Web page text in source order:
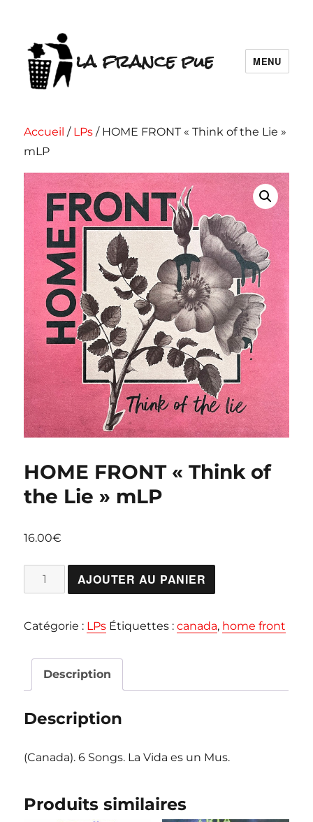
la france pue MENU
Accueil / LPs / HOME FRONT « Think of the Lie »
mLP
HOME FRONT « Think of
the Lie » mLP
16.00€
quantité
de
FRONT
the
Lie"
AJOUTER AU PANIER
Catégorie : LPs Étiquettes :canada, home front
Description
Description
(Canada). 6 Songs. La Vida es un Mus.
Produits similaires